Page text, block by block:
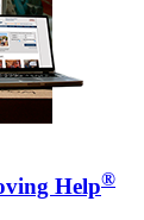
Help®